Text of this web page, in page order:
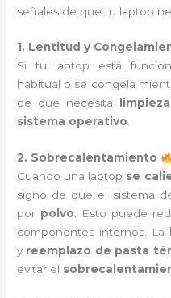
señales de que tu laptop
1. Lentitud y
Si tu laptop está
habitual o se congela
de que necesita
sistema operativo.
2. Sobrecalentamiento
Cuando una laptop se
signo de que el sistema
por polvo. Esto puede
componentes internos. La
y reemplazo de pasta
evitar el